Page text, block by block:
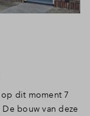
op dit moment 7
bouw van deze